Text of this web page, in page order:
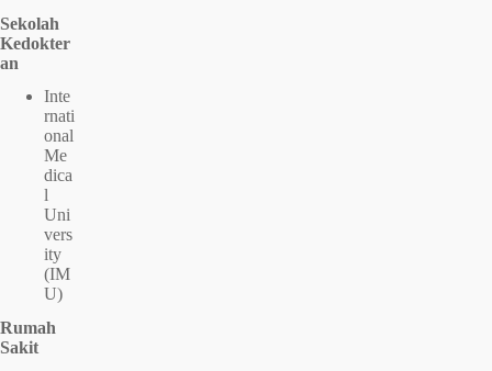
Sekolah
Kedokter
an
Inte
rnati
onal
Me
dica
l
Uni
vers
ity
(IM
U)
Rumah
Sakit